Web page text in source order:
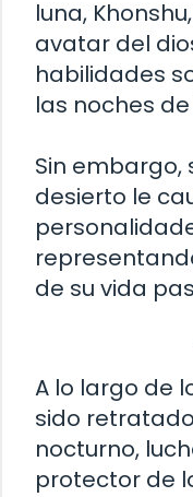
luna,
avatar del
habilidades
las noches
Sin embargo,
desierto le
de su vida
A lo largo de
sido
nocturno,
protector de